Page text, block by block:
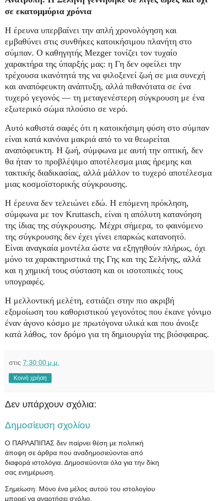
σε εκατομμύρια χρόνια
Η έρευνα υπερβαίνει την απλή χρονολόγηση και
εμβαθύνει στις συνθήκες κατοικήσιμου πλανήτη στο
σύμπαν. Ο καθηγητής Mezger τονίζει τον τυχαίο
χαρακτήρα της ύπαρξής μας: η Γη δεν οφείλει την
τρέχουσα ικανότητά της να φιλοξενεί ζωή σε μια συνεχή
και αναπόφευκτη ανάπτυξη, αλλά πιθανότατα σε ένα
τυχερό γεγονός — τη μεταγενέστερη σύγκρουση με ένα
εξωτερικό σώμα πλούσιο σε νερό.
Αυτό καθιστά σαφές ότι η κατοικήσιμη φύση στο σύμπαν
είναι κατά κανόνα μακριά από το να θεωρείται
αναπόφευκτη. Η ζωή, σύμφωνα με αυτή την οπτική, δεν
θα ήταν το προβλέψιμο αποτέλεσμα μιας ήρεμης και
τακτικής διαδικασίας, αλλά μάλλον το τυχερό αποτέλεσμα
μιας κοσμοϊστορικής σύγκρουσης.
Η έρευνα δεν τελειώνει εδώ. Η επόμενη πρόκληση,
σύμφωνα με τον Kruttasch, είναι η απόλυτη κατανόηση
της ίδιας της σύγκρουσης. Μέχρι σήμερα, το φαινόμενο
της σύγκρουσης δεν έχει γίνει επαρκώς κατανοητό.
Είναι αναγκαία μοντέλα ώστε να εξηγηθούν πλήρως, όχι
μόνο τα χαρακτηριστικά της Γης και της Σελήνης, αλλά
και η χημική τους σύσταση και οι ισοτοπικές τους
υπογραφές.
Η μελλοντική μελέτη, εστιάζει στην πιο ακριβή
εξομοίωση του καθοριστικού γεγονότος που έκανε γόνιμο
έναν άγονο κόσμο με πρωτόγονα υλικά και που άνοιξε
κατά λάθος, τον δρόμο για τη δημιουργία της βιόσφαιρας.
στις 7:30:00 μ.μ.
Κοινή χρήση
Δεν υπάρχουν σχόλια:
Δημοσίευση σχολίου
Ο ΠΑΡΛΑΠΙΠΑΣ δεν παίρνει θέση με πολιτική
άποψη σε άρθρα που αναδημοσιεύονται από
διαφορά ιστολόγια. Δημοσιεύονται όλα για την δίκη
σας ενημέρωση.
Σημείωση: Μόνο ένα μέλος αυτού του ιστολογίου
μπορεί να αναρτήσει σχόλιο.